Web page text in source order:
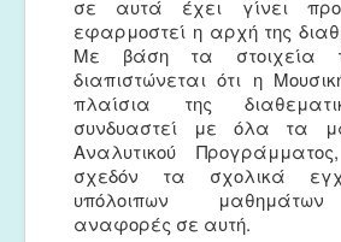
σε αυτά έχει γίνει
εφαρμοστεί η αρχή της
Με βάση τα στοιχεία
διαπιστώνεται ότι η
πλαίσια της
συνδυαστεί με όλα τα
Αναλυτικού
σχεδόν τα σχολικά
υπόλοιπων μαθημάτων
αναφορές σε αυτή.